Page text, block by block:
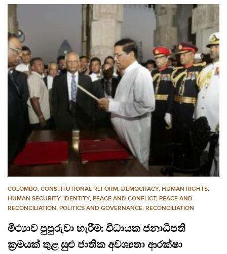
COLOMBO, CONSTITUTIONAL REFORM, DEMOCRACY, HUMAN RIGHTS,
HUMAN SECURITY, IDENTITY, PEACE AND CONFLICT, PEACE AND
RECONCILIATION, POLITICS AND GOVERNANCE, RECONCILIATION
මිථ්‍යාව පුපුරුවා හැරීම: විධායක ජනාධිපති
ක‍්‍රමයක් තුළ සුළු ජාතික අවශ්‍යතා ආරක්ෂා